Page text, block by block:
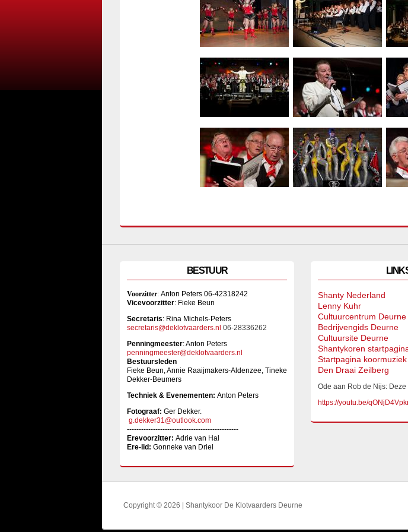
BESTUUR
Voorzitter: Anton Peters 06-42318242
Vicevoorzitter: Fieke Beun
Secretaris: Rina Michels-Peters
secretaris@deklotvaarders.nl 06-28336262
Penningmeester: Anton Peters
penningmeester@deklotvaarders.nl
Bestuursleden
Fieke Beun, Annie Raaijmakers-Aldenzee, Tineke
Dekker-Beumers
Techniek & Evenementen: Anton Peters
Fotograaf: Ger Dekker.
g.dekker31@outlook.com
-----------------------------------------------
Erevoorzitter: Adrie van Hal
Ere-lid: Gonneke van Driel
Shanty Nederland
Lenny Kuhr
Cultuurcentrum Deurne
Bedrijvengids Deurne
Cultuursite Deurne
Shantykoren
Startpagina koormuziek
Den Draai Zeilberg
Ode aan Rob de Nijs: Deze
https://youtu.be/
Copyright © 2026 | Shantykoor De Klotvaarders Deurne